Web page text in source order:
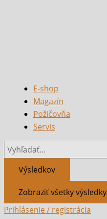
E-shop
Magazín
Požičovňa
Servis
Výsledkov
Zobraziť všetky výsledky
Prihlásenie / registrácia